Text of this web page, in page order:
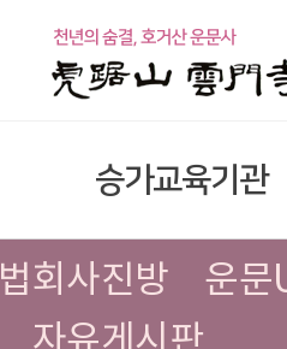
승가교육기관
법회사진방
운문